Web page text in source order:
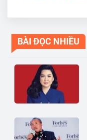
BÀI ĐỌC NHIỀU